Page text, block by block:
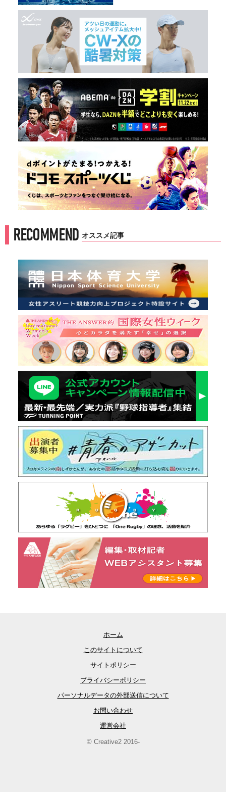
RECOMMEND オススメ記事
ホーム
このサイトについて
サイトポリシー
プライバシーポリシー
パーソナルデータの外部送信について
お問い合わせ
運営会社
© Creative2 2016-